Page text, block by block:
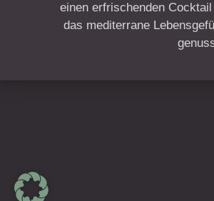
einen erfrischenden
das mediterrane